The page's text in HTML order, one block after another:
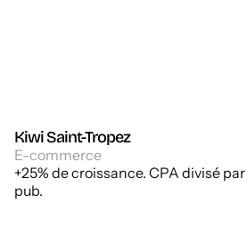
Kiwi Saint-Tropez
E-commerce
+25% de croissance. CPA divisé
pub.